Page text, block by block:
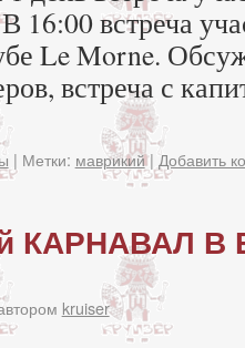
16:00 встреча
Le Morne.
встреча с
| Метки: маврикий| Добавить
КАРНАВАЛ
kruiser